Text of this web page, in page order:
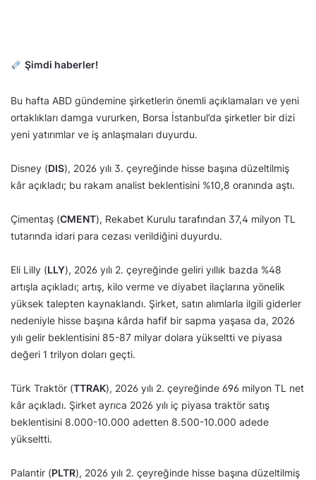
Şimdi haberler!
Bu hafta ABD gündemine şirketlerin önemli açıklamaları ve yeni
ortaklıkları damga vururken, Borsa İstanbul’da şirketler bir dizi
yeni yatırımlar ve iş anlaşmaları duyurdu.
Disney (DIS), 2026 yılı 3. çeyreğinde hisse başına düzeltilmiş
kâr açıkladı; bu rakam analist beklentisini %10,8 oranında aştı.
Çimentaş (CMENT), Rekabet Kurulu tarafından 37,4 milyon TL
tutarında idari para cezası verildiğini duyurdu.
Eli Lilly (LLY), 2026 yılı 2. çeyreğinde geliri yıllık bazda %48
artışla açıkladı; artış, kilo verme ve diyabet ilaçlarına yönelik
yüksek talepten kaynaklandı. Şirket, satın alımlarla ilgili giderler
nedeniyle hisse başına kârda hafif bir sapma yaşasa da, 2026
yılı gelir beklentisini 85-87 milyar dolara yükseltti ve piyasa
değeri 1 trilyon doları geçti.
Türk Traktör (TTRAK), 2026 yılı 2. çeyreğinde 696 milyon TL net
kâr açıkladı. Şirket ayrıca 2026 yılı iç piyasa traktör satış
beklentisini 8.000-10.000 adetten 8.500-10.000 adede
yükseltti.
Palantir (PLTR), 2026 yılı 2. çeyreğinde hisse başına düzeltilmiş